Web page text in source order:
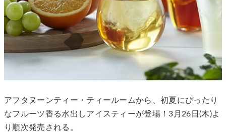
アフタヌーンティー・ティールームから、初夏にぴったり
なフルーツ香る水出しアイスティーが登場！3月26日(木)よ
り順次発売される。